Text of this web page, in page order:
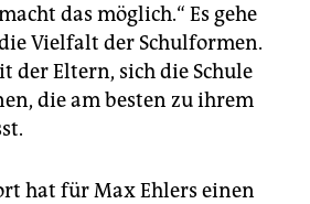
das möglich.“ Es gehe
Vielfalt der Schulformen.
der Eltern, sich die Schule
die am besten zu ihrem
hat für Max Ehlers einen